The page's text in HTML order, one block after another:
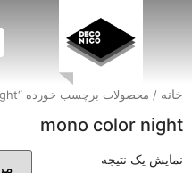
خانه / محصولات برچسب خورده “mono color night”
mono color night
نمایش یک نتیجه